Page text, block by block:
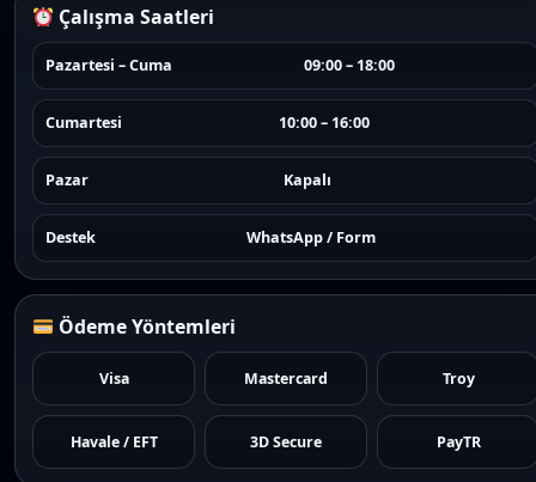
Çalışma Saatleri
Pazartesi – Cuma 09:00 – 18:00
Cumartesi 10:00 – 16:00
Pazar Kapalı
Destek WhatsApp / Form
Ödeme Yöntemleri
Visa Mastercard Troy
Havale / EFT 3D Secure PayTR